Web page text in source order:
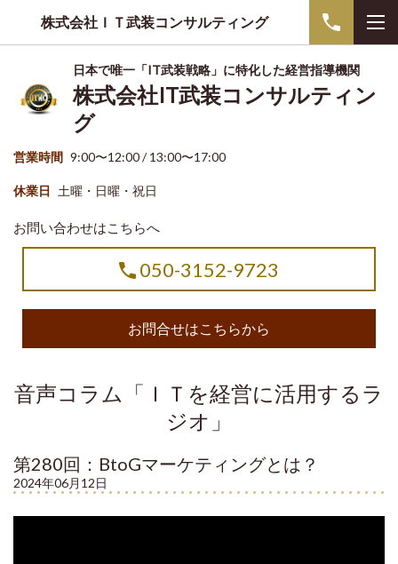
株式会社ＩＴ武装コンサルティング
日本で唯一「IT武装戦略」に特化した経営指導機関
株式会社IT武装コンサルティン
グ
営業時間 9:00〜12:00 / 13:00〜17:00
休業日 土曜・日曜・祝日
お問い合わせはこちらへ
050-3152-9723
お問合せはこちらから
音声コラム「ＩＴを経営に活用するラ
ジオ」
第280回：BtoGマーケティングとは？
2024年06月12日